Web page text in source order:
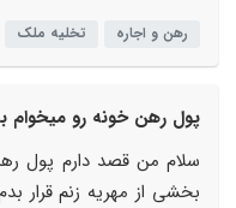
رهن و اجاره تخلیه ملک
پول رهن خونه رو میخوام
سلام من قصد دارم پول
بخشی از مهریه زنم قرار